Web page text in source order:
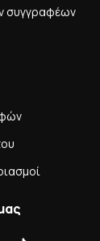
συγγραφέων